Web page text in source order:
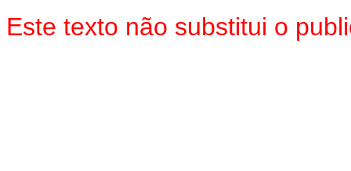
Este texto não substitui o